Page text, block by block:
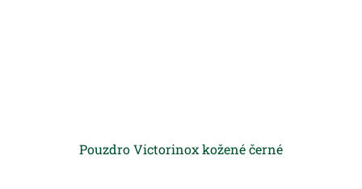
Pouzdro Victorinox kožené černé